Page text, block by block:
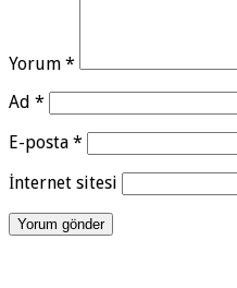
Yorum *
Ad *
E-posta *
İnternet sitesi